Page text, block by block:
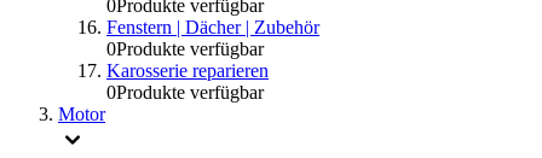
0Produkte verfügbar
Fenstern | Dächer | Zubehör
0Produkte verfügbar
Karosserie reparieren
0Produkte verfügbar
Motor